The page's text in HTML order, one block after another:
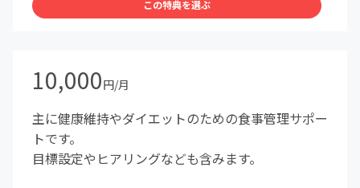
この特典を選ぶ
10,000円/月
主に健康維持やダイエットのための食事管理サポー
トです。
目標設定やヒアリングなども含みます。